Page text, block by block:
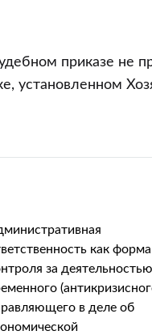
приказе не
установленном
как форма
за деятельностью
в деле об